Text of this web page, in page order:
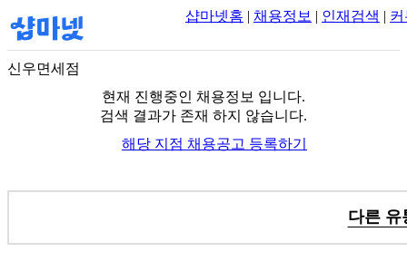
샵마넷홈 | 채용정보 | 인재검색 |
신우면세점
현재 진행중인 채용정보 입니다.
검색 결과가 존재 하지 않습니다.
해당 지점 채용공고 등록하기
다른 유